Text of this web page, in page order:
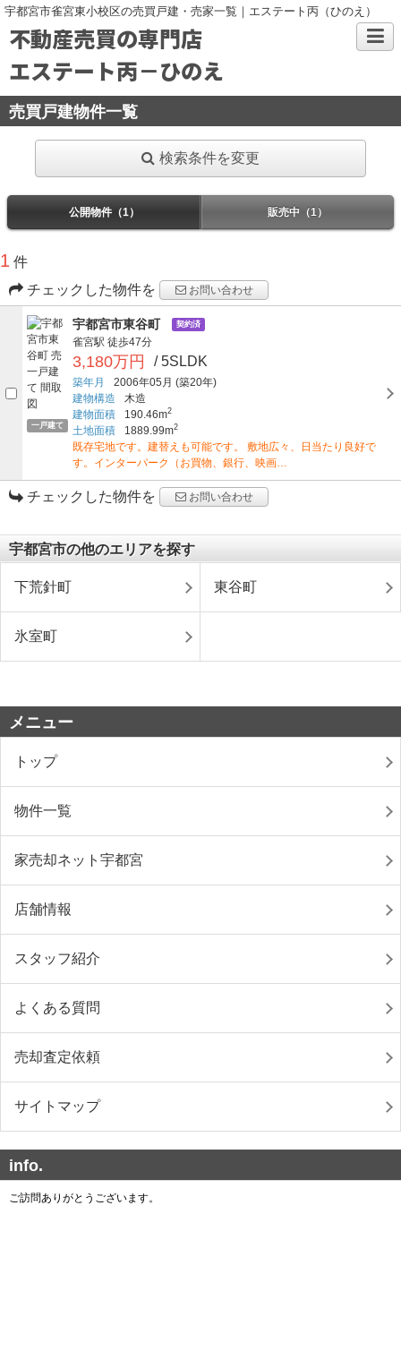
宇都宮市雀宮東小校区の売買戸建・売家一覧｜エステート丙（ひのえ）
不動産売買の専門店
エステート丙－ひのえ
売買戸建物件一覧
検索条件を変更
公開物件（1） 販売中（1）
1 件
チェックした物件を
お問い合わせ
一戸建て
宇都宮市東谷町 契約済
雀宮駅 徒歩47分
3,180万円 / 5SLDK
築年月 2006年05月 (築20年)
建物構造
木造
建物面積
190.46m2
土地面積 1889.99m2
既存宅地です。建替えも可能です。 敷地広々、日当たり良好で
す。インターパーク（お買物、銀行、映画…
チェックした物件を お問い合わせ
宇都宮市の他のエリアを探す
下荒針町 東谷町
氷室町
メニュー
トップ
物件一覧
家売却ネット宇都宮
店舗情報
スタッフ紹介
よくある質問
売却査定依頼
サイトマップ
info.